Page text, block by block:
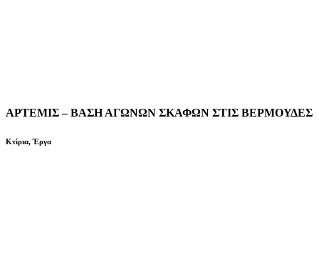
ΑΡΤΕΜΙΣ – ΒΑΣΗ ΑΓΩΝΩΝ ΣΚΑΦΩΝ ΣΤΙΣ ΒΕΡΜΟΥΔΕΣ
Κτίρια,Έργα